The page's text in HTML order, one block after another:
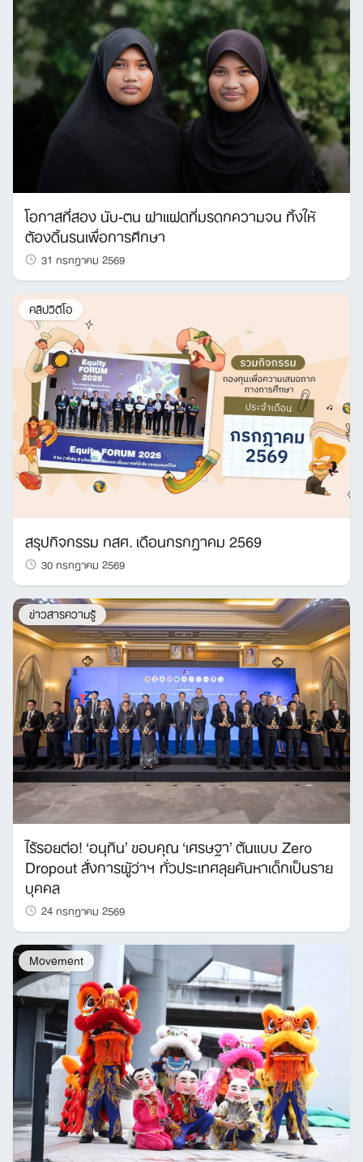
โอกาสที่สอง นับ-ตน ฝาแฝดที่มรดกความจน ทิ้งให้
ต้องดิ้นรนเพื่อการศึกษา
31 กรกฎาคม 2569
คลิปวิดีโอ
สรุปกิจกรรม กสศ. เดือนกรกฎาคม 2569
30 กรกฎาคม 2569
ข่าวสารความรู้
ไร้รอยต่อ! ‘อนุทิน’ ขอบคุณ ‘เศรษฐา’ ต้นแบบ Zero
Dropout สั่งการผู้ว่าฯ ทั่วประเทศลุยค้นหาเด็กเป็นราย
บุคคล
24 กรกฎาคม 2569
Movement